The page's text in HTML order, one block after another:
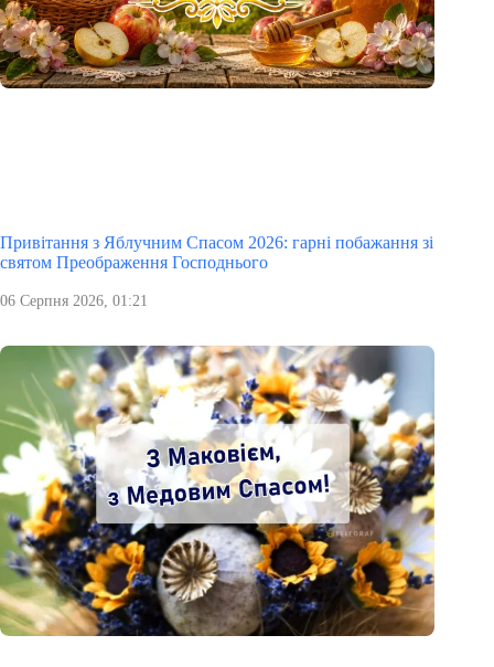
Привітання з Яблучним Спасом 2026: гарні побажання зі
святом Преображення Господнього
06 Серпня 2026, 01:21